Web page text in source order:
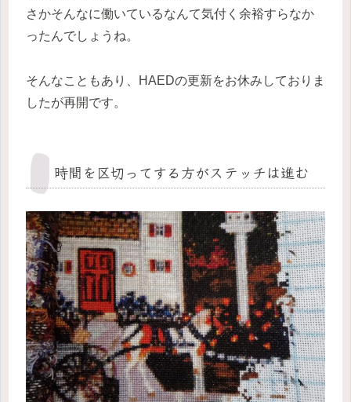
さかそんなに働いているなんて気付く余裕すらなか
ったんでしょうね。
そんなこともあり、HAEDの更新をお休みしておりま
したが再開です。
時間を区切ってする方がステッチは進む